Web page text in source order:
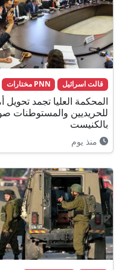
قالت اسرائيل PNN مختارات
المحكمة العليا تجمد تحويل
للحريديين والمستوطنات
بالكنيست
منذ يوم